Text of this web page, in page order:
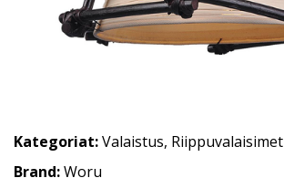
Kategoriat:Valaistus, Riippuvalaisimet
Brand:Woru